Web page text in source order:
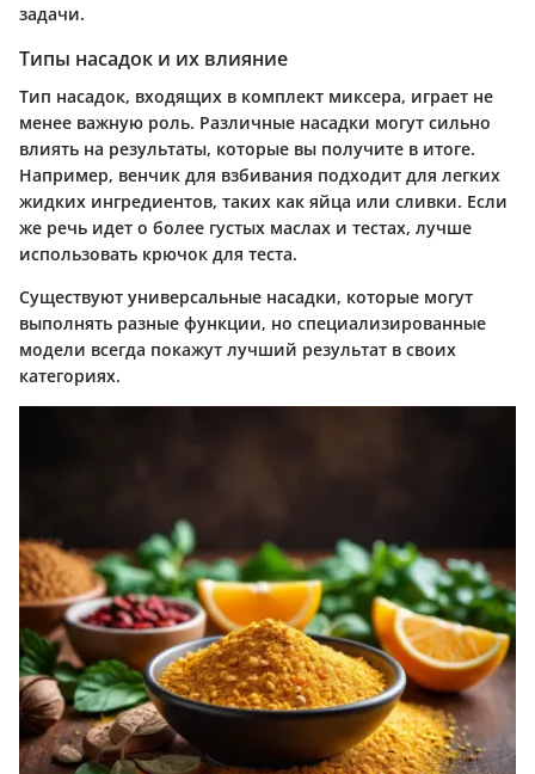
задачи.
Типы насадок и их влияние
Тип насадок, входящих в комплект миксера, играет не
менее важную роль. Различные насадки могут сильно
влиять на результаты, которые вы получите в итоге.
Например, венчик для взбивания подходит для легких
жидких ингредиентов, таких как яйца или сливки. Если
же речь идет о более густых маслах и тестах, лучше
использовать крючок для теста.
Существуют универсальные насадки, которые могут
выполнять разные функции, но специализированные
модели всегда покажут лучший результат в своих
категориях.